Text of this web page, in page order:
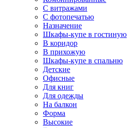
С витражами
С фотопечатью
Назначение
Шкафы-купе в гостиную
В коридор
В прихожую
Шкафы-купе в спальню
Детские
Офисные
Для книг
Для одежды
На балкон
Форма
Высокие